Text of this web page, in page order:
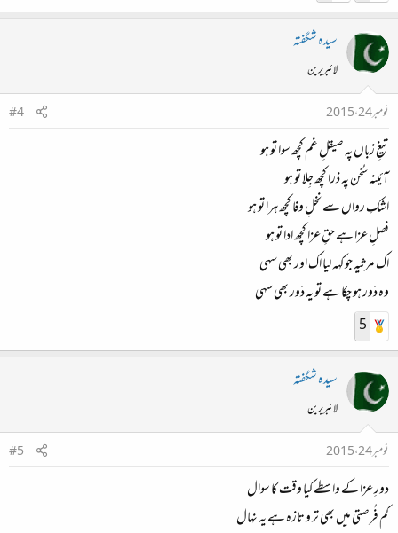
سیدہ شگفتہ
لائبریرین
نومبر 24، 2015
#4
تیغِ زباں پہ صیقلِ غم کچھ سوا تو ہو
آئینہ سُخن پہ ذرا کچھ جِلا تو ہو
اشکِ رواں سے نخلِ وفا کچھ ہرا تو ہو
فصلِ عزا ہے حقِ عزا کچھ ادا تو ہو
اک مرثیہ جو کہہ لیا اک اور بھی سہی
وہ دَور ہو چکا ہے تو یہ دَور بھی سہی
5
سیدہ شگفتہ
لائبریرین
نومبر 24، 2015
#5
دورِ عزا کے واسطے کیا وقت کا سوال
کم فُرصتی میں بھی تر و تازہ ہے یہ نہال